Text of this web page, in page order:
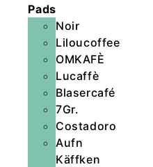
Pads
Noir
Liloucoffee
OMKAFÈ
Lucaffè
Blasercafé
7Gr.
Costadoro
Aufn
Käffken